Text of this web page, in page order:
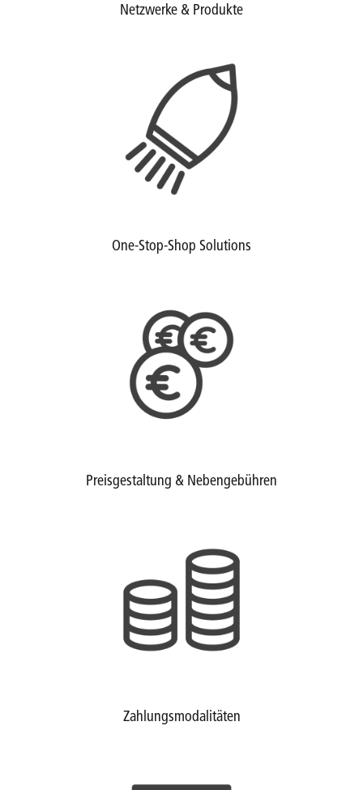
Netzwerke & Produkte
One-Stop-Shop Solutions
Preisgestaltung & Nebengebühren
Zahlungsmodalitäten